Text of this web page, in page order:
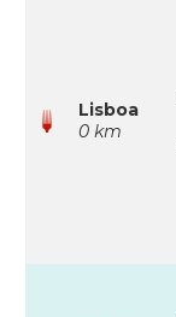
Lisboa
0 km